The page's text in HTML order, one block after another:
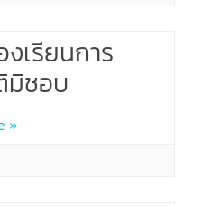
เรียนการ
มิชอบ
»